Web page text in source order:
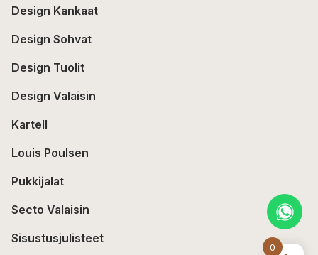
0
Design Kankaat
Design Sohvat
Design Tuolit
Design Valaisin
Kartell
Louis Poulsen
Pukkijalat
Secto Valaisin
Sisustusjulisteet